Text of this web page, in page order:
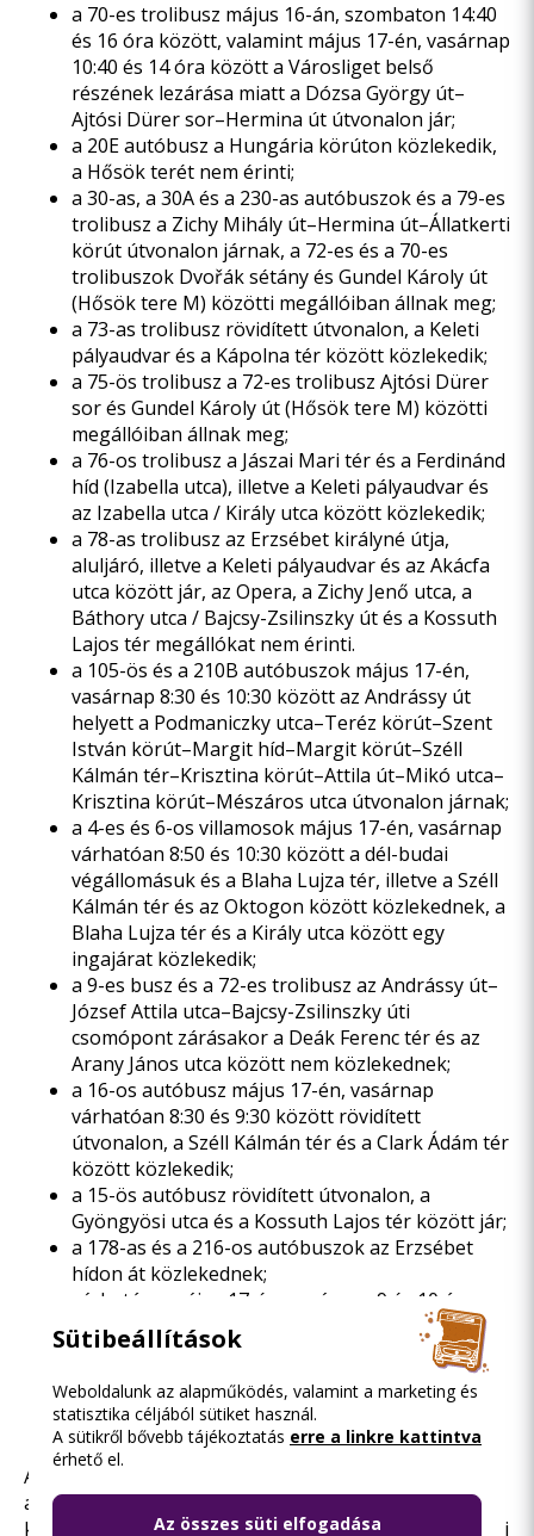
a 70-es trolibusz május 16-án, szombaton 14:40
és 16 óra között, valamint május 17-én, vasárnap
10:40 és 14 óra között a Városliget belső
részének lezárása miatt a Dózsa György út–
Ajtósi Dürer sor–Hermina út útvonalon jár;
a 20E autóbusz a Hungária körúton közlekedik,
a Hősök terét nem érinti;
a 30-as, a 30A és a 230-as autóbuszok és a 79-es
trolibusz a Zichy Mihály út–Hermina út–Állatkerti
körút útvonalon járnak, a 72-es és a 70-es
trolibuszok Dvořák sétány és Gundel Károly út
(Hősök tere M) közötti megállóiban állnak meg;
a 73-as trolibusz rövidített útvonalon, a Keleti
pályaudvar és a Kápolna tér között közlekedik;
a 75-ös trolibusz a 72-es trolibusz Ajtósi Dürer
sor és Gundel Károly út (Hősök tere M) közötti
megállóiban állnak meg;
a 76-os trolibusz a Jászai Mari tér és a Ferdinánd
híd (Izabella utca), illetve a Keleti pályaudvar és
az Izabella utca / Király utca között közlekedik;
a 78-as trolibusz az Erzsébet királyné útja,
aluljáró, illetve a Keleti pályaudvar és az Akácfa
utca között jár, az Opera, a Zichy Jenő utca, a
Báthory utca / Bajcsy-Zsilinszky út és a Kossuth
Lajos tér megállókat nem érinti.
a 105-ös és a 210B autóbuszok május 17-én,
vasárnap 8:30 és 10:30 között az Andrássy út
helyett a Podmaniczky utca–Teréz körút–Szent
István körút–Margit híd–Margit körút–Széll
Kálmán tér–Krisztina körút–Attila út–Mikó utca–
Krisztina körút–Mészáros utca útvonalon járnak;
a 4-es és 6-os villamosok május 17-én, vasárnap
várhatóan 8:50 és 10:30 között a dél-budai
végállomásuk és a Blaha Lujza tér, illetve a Széll
Kálmán tér és az Oktogon között közlekednek, a
Blaha Lujza tér és a Király utca között egy
ingajárat közlekedik;
a 9-es busz és a 72-es trolibusz az Andrássy út–
József Attila utca–Bajcsy-Zsilinszky úti
csomópont zárásakor a Deák Ferenc tér és az
Arany János utca között nem közlekednek;
a 16-os autóbusz május 17-én, vasárnap
várhatóan 8:30 és 9:30 között rövidített
útvonalon, a Széll Kálmán tér és a Clark Ádám tér
között közlekedik;
a 15-ös autóbusz rövidített útvonalon, a
Gyöngyösi utca és a Kossuth Lajos tér között jár;
a 178-as és a 216-os autóbuszok az Erzsébet
hídon át közlekednek;
várhatóan május 17-én, vasárnap 9 és 10 óra
között a 2-es, a 2B és a 23-as villamosok a
Közvágóhíd H / Pesterzsébet, Pacsirtatelep /
Keleti pályaudvar M és a Boráros tér, illetve a
Jászai Mari tér és a Széchenyi István tér között
közlekednek.
Az utazás megtervezéséhez érdemes
a
BudapestGOalkalmazást használni, amely többek
között valós idejű járatinformációk alapján számolja ki
Sütibeállítások
Weboldalunk az alapműködés, valamint a marketing és
statisztika céljából sütiket használ.
A sütikről bővebb tájékoztatás erre a linkre kattintva
érhető el.
Az összes süti elfogadása